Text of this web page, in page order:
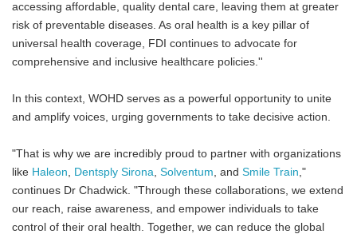
accessing affordable, quality dental care, leaving them at greater
risk of preventable diseases. As oral health is a key pillar of
universal health coverage, FDI continues to advocate for
comprehensive and inclusive healthcare policies.''
In this context, WOHD serves as a powerful opportunity to unite
and amplify voices, urging governments to take decisive action.
"That is why we are incredibly proud to partner with organizations
like Haleon, Dentsply Sirona, Solventum, and Smile Train,"
continues Dr Chadwick. "Through these collaborations, we extend
our reach, raise awareness, and empower individuals to take
control of their oral health. Together, we can reduce the global